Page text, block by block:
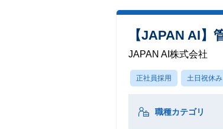
【JAPAN AI】
JAPAN AI株式会社
正社員採用 土日祝休み
職種カテゴリ